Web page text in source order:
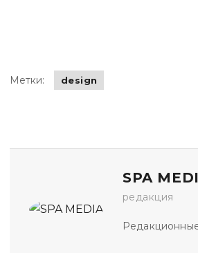
Метки: design
SPA
редакция